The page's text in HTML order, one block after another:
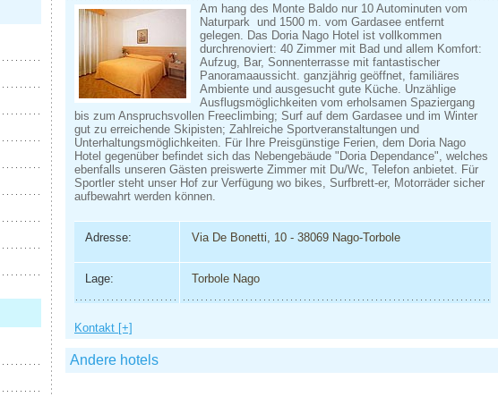
Am hang des Monte Baldo ­nur 10 Autominuten vom
Naturpark ­ und 1500 m. vom Gardasee entfernt
gelegen. Das Doria Nago Hotel ist vollkommen
durchrenoviert: 40 Zimmer mit Bad und allem Komfort:
Aufzug, Bar, Sonnenterrasse mit fantastischer
Panoramaaussicht. ganzjährig geöffnet, familiäres
Ambiente und ausgesucht gute Küche. Unzählige
Ausflugsmöglichkeiten vom erholsamen Spaziergang
bis zum Anspruchsvollen Freeclimbing; Surf auf dem Gardasee und im Winter
gut zu erreichende Skipisten; Zahlreiche Sportveranstaltungen und
Unterhaltungsmöglichkeiten. Für Ihre Preisgünstige Ferien, dem Doria Nago
Hotel gegenüber befindet sich das Nebengebäude "Doria Dependance", welches
ebenfalls unseren Gästen preiswerte Zimmer mit Du/Wc, Telefon anbietet. Für
Sportler steht unser Hof zur Verfügung wo bikes, Surfbrett-er, Motorräder sicher
aufbewahrt werden können.
Adresse: Via De Bonetti, 10 - 38069 Nago-Torbole
Lage: Torbole Nago
Kontakt [+]
Andere hotels